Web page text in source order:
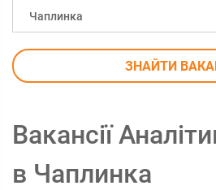
Чаплинка
ЗНАЙТИ
Вакансії
в Чаплинка